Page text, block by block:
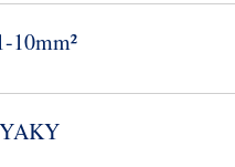
​10mm²